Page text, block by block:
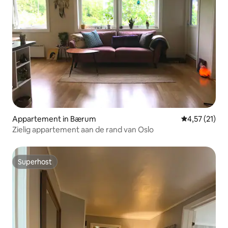
Appartement in Bærum Gemiddelde
4,57 (21)
Zielig appartement aan de rand van Oslo
Superhost
Superhost